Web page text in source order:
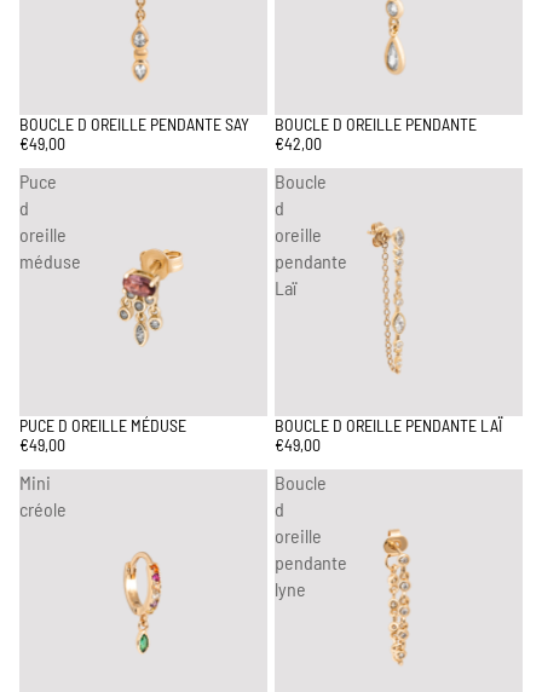
BOUCLE D OREILLE PENDANTE SAY
€49,00
BOUCLE D OREILLE PENDANTE
€42,00
Puce
d
oreille
méduse
PUCE D OREILLE MÉDUSE
€49,00
Boucle
d
oreille
pendante
Laï
BOUCLE D OREILLE PENDANTE LAÏ
€49,00
Mini
créole
Boucle
d
oreille
pendante
lyne